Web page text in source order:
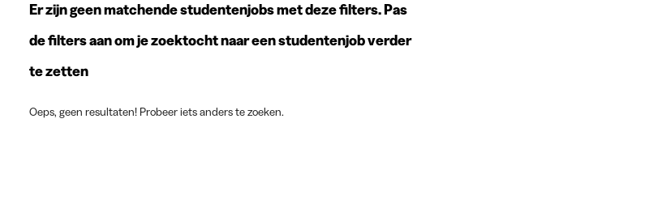
Er zijn geen matchende studentenjobs met deze filters. Pas
de filters aan om je zoektocht naar een studentenjob verder
te zetten
Oeps, geen resultaten! Probeer iets anders te zoeken.